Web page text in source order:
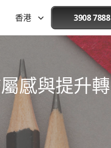
香港 3908 7888
感與提升轉